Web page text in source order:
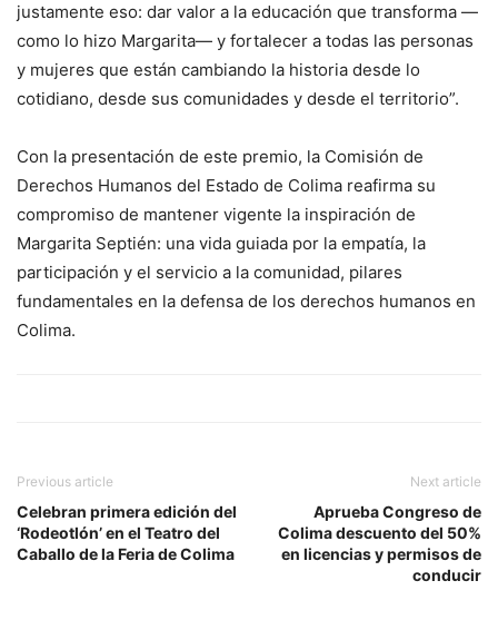
justamente eso: dar valor a la educación que transforma —
como lo hizo Margarita— y fortalecer a todas las personas
y mujeres que están cambiando la historia desde lo
cotidiano, desde sus comunidades y desde el territorio”.
Con la presentación de este premio, la Comisión de
Derechos Humanos del Estado de Colima reafirma su
compromiso de mantener vigente la inspiración de
Margarita Septién: una vida guiada por la empatía, la
participación y el servicio a la comunidad, pilares
fundamentales en la defensa de los derechos humanos en
Colima.
Previous article
Celebran primera edición del
‘Rodeotlón’ en el Teatro del
Caballo de la Feria de Colima
Next article
Aprueba Congreso de
Colima descuento del 50%
en licencias y permisos de
conducir